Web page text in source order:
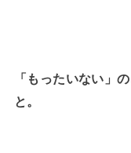
「もったいない」
と。